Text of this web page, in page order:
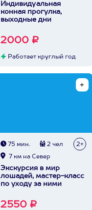
Индивидуальная
конная прогулка,
выходные дни
2000 ₽
Работает круглый год
75 мин. 2 чел 2+
7 км на Север
Экскурсия в мир
лошадей, мастер-класс
по уходу за ними
2550 ₽